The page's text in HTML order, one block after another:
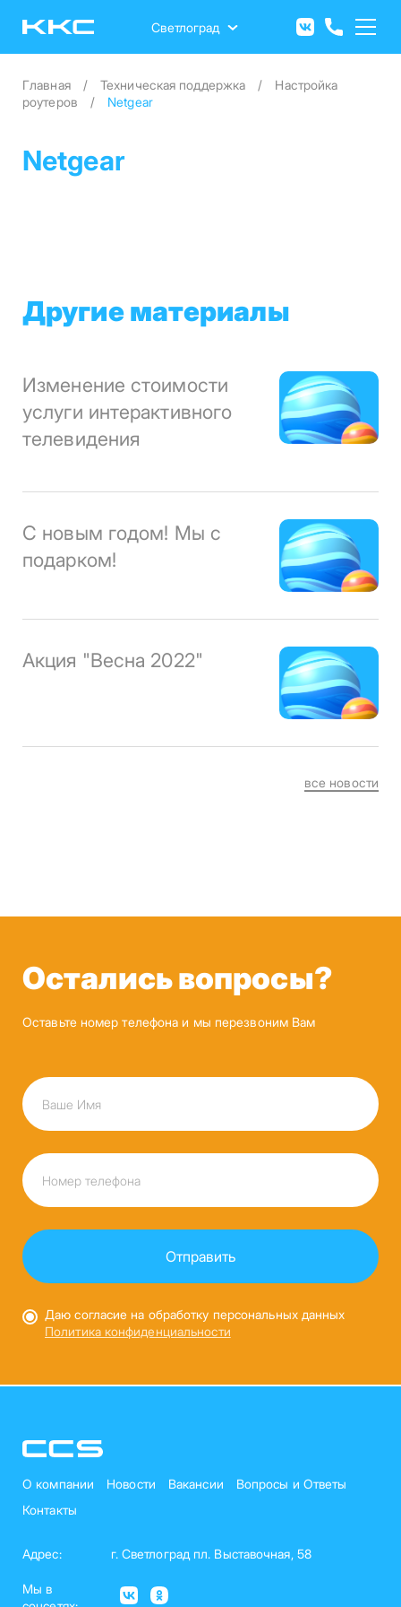
Светлоград
Главная Техническая поддержка
Настройка
роутеров
Netgear
Netgear
Другие материалы
Изменение стоимости
услуги интерактивного
телевидения
С новым годом! Мы с
подарком!
Акция "Весна 2022"
все новости
Остались вопросы?
Оставьте номер телефона и мы перезвоним Вам
Даю согласие на обработку персональных данных
Политика конфиденциальности
О компании Новости Вакансии
Вопросы и Ответы
Контакты
Адрес: г. Светлоград пл. Выставочная, 58
Мы в